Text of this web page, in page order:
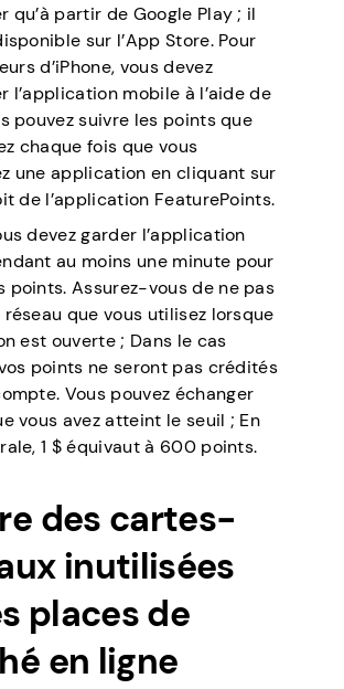
qu’à partir de Google Play ; il
sur l’App Store. Pour
d’iPhone, vous devez
l’application mobile à l’aide de
pouvez suivre les points que
chaque fois que vous
une application en cliquant sur
de l’application FeaturePoints.
devez garder l’application
au moins une minute pour
points. Assurez-vous de ne pas
que vous utilisez lorsque
est ouverte ; Dans le cas
points ne seront pas crédités
Vous pouvez échanger
vous avez atteint le seuil ; En
1 $ équivaut à 600 points.
des cartes-
inutilisées
places de
en ligne